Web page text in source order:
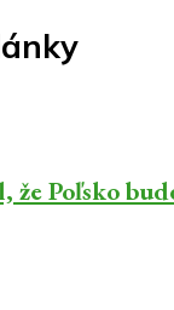
že Poľsko